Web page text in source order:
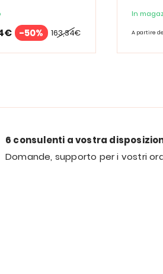
163,34€
-50%
In
A partire
6 consulenti a vostra
Domande, supporto per i vostri